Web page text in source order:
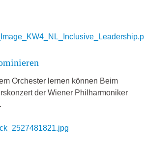
Orchester lernen können Beim
der Wiener Philharmoniker